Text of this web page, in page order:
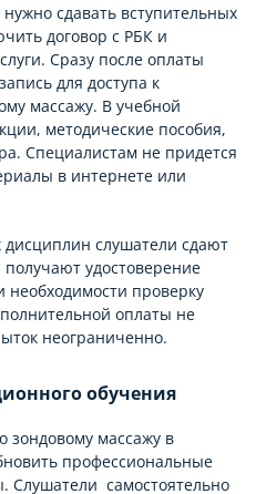
сдавать вступительных
договор с РБК и
Сразу после оплаты
для доступа к
массажу. В учебной
методические пособия,
Специалистам не придется
в интернете или
слушатели сдают
удостоверение
необходимости проверку
оплаты не
неограниченно.
обучения
массажу в
профессиональные
Слушатели самостоятельно